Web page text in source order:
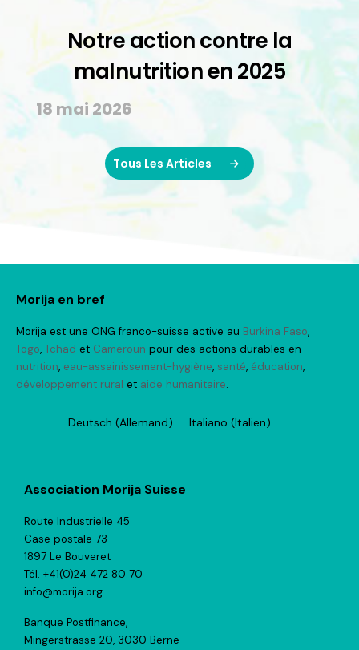
Notre action contre la
malnutrition en 2025
18 mai 2026
Tous Les Articles
Tous Les Articles
Morija en bref
Morija est une ONG franco-suisse active au Burkina Faso,
Togo, Tchad et Cameroun pour des actions durables en
nutrition, eau-assainissement-hygiène, santé, éducation,
développement rural et aide humanitaire.
Deutsch (Allemand) Italiano (Italien)
Association Morija Suisse
Route Industrielle 45
Case postale 73
1897 Le Bouveret
Tél. +41(0)24 472 80 70
info@morija.org
Banque Postfinance,
Mingerstrasse 20, 3030 Berne